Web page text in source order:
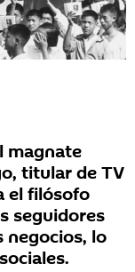
magnate
titular de TV
el filósofo
seguidores
negocios, lo